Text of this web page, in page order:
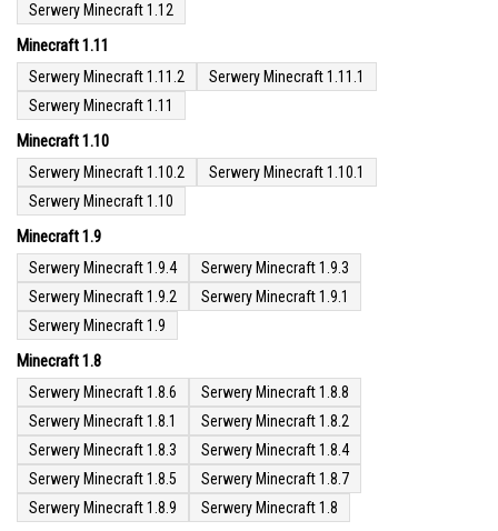
Serwery Minecraft 1.12
Minecraft 1.11
Serwery Minecraft 1.11.2
Serwery Minecraft 1.11.1
Serwery Minecraft 1.11
Minecraft 1.10
Serwery Minecraft 1.10.2
Serwery Minecraft 1.10.1
Serwery Minecraft 1.10
Minecraft 1.9
Serwery Minecraft 1.9.4
Serwery Minecraft 1.9.3
Serwery Minecraft 1.9.2
Serwery Minecraft 1.9.1
Serwery Minecraft 1.9
Minecraft 1.8
Serwery Minecraft 1.8.6
Serwery Minecraft 1.8.8
Serwery Minecraft 1.8.1
Serwery Minecraft 1.8.2
Serwery Minecraft 1.8.3
Serwery Minecraft 1.8.4
Serwery Minecraft 1.8.5
Serwery Minecraft 1.8.7
Serwery Minecraft 1.8.9
Serwery Minecraft 1.8